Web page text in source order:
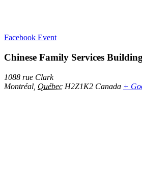
Facebook Event
Chinese Family Services
1088 rue Clark
Montréal Québec H2Z1K2 Canada +